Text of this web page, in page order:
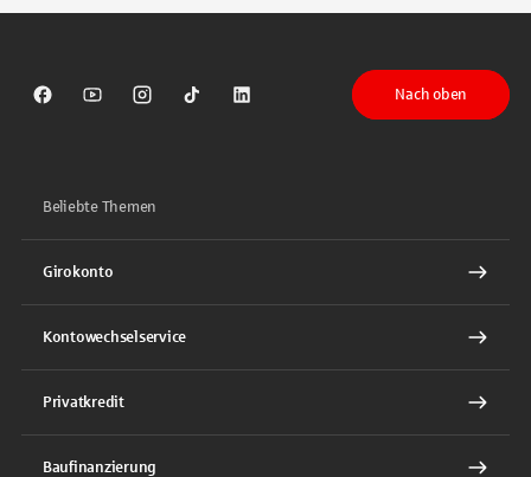
Sparkasse auf Facebook
Sparkasse auf Youtube
Sparkasse auf Instagram
Sparkasse auf TikTok
Sparkasse auf LinkedIn
Nach oben
Beliebte Themen
Girokonto
Kontowechselservice
Privatkredit
Baufinanzierung